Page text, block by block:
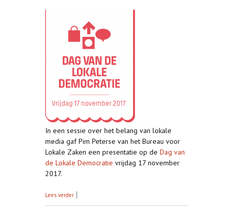
In een sessie over het belang van lokale
media gaf Pim Peterse van het Bureau voor
Lokale Zaken een presentatie op de Dag van
de Lokale Democratie vrijdag 17 november
2017.
Lees verder over Dag van de lokale democratie